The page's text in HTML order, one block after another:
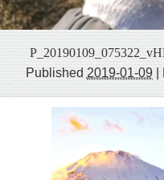
Published 2019-01-09 |